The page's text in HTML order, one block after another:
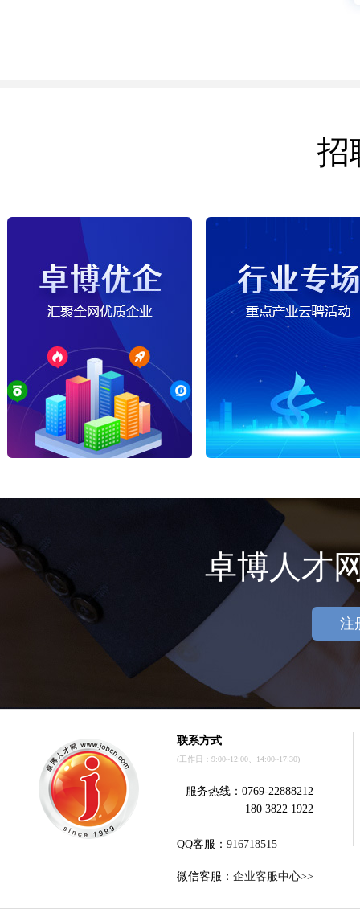
招
卓博人才
注
联系方式
(工作日：9:00~12:00、14:00~17:30)
服务热线：0769-22888212
180 3822 1922
QQ客服： 916718515
微信客服： 企业客服中心>>